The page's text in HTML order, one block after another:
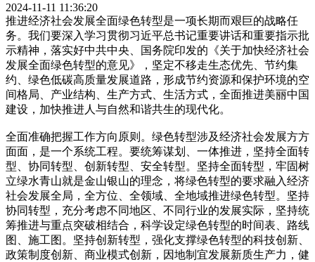
2024-11-11 11:36:20
推进经济社会发展全面绿色转型是一项长期而艰巨的战略任
务。我们要深入学习贯彻习近平总书记重要讲话和重要指示批
示精神，落实好中共中央、国务院印发的《关于加快经济社会
发展全面绿色转型的意见》，坚定不移走生态优先、节约集
约、绿色低碳高质量发展道路，形成节约资源和保护环境的空
间格局、产业结构、生产方式、生活方式，全面推进美丽中国
建设，加快推进人与自然和谐共生的现代化。
全面准确把握工作方向原则。绿色转型涉及经济社会发展方方
面面，是一个系统工程。要统筹谋划、一体推进，坚持全面转
型、协同转型、创新转型、安全转型。坚持全面转型，牢固树
立绿水青山就是金山银山的理念，将绿色转型的要求融入经济
社会发展全局，全方位、全领域、全地域推进绿色转型。坚持
协同转型，充分考虑不同地区、不同行业的发展实际，坚持统
筹推进与重点突破相结合，科学设定绿色转型的时间表、路线
图、施工图。坚持创新转型，强化支撑绿色转型的科技创新、
政策制度创新、商业模式创新，因地制宜发展新质生产力，健